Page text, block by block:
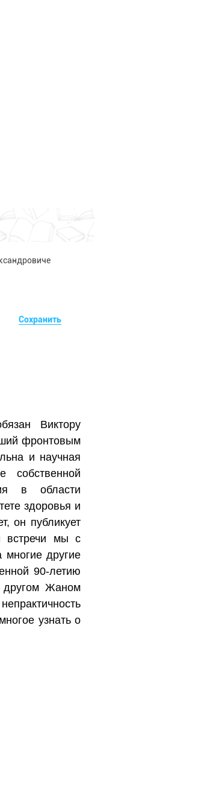
Сохранить
Виктору
фронтовым
и научная
в области
здоровья и
он публикует
встречи мы с
многие другие
90-летию
Жаном
узнать о